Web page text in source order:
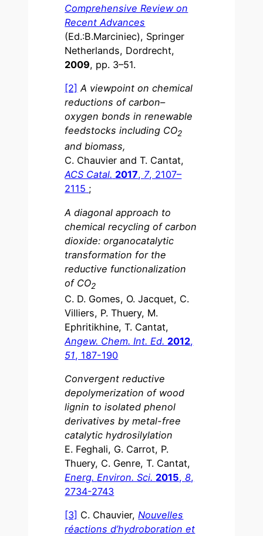
Comprehensive Review on
Recent Advances
(Ed.:B.Marciniec), Springer
Netherlands, Dordrecht,
2009, pp. 3–51.
[2] A viewpoint on chemical
reductions of carbon–
oxygen bonds in renewable
feedstocks including CO2
and biomass,
C. Chauvier and T. Cantat,
ACS Catal. 2017, 7, 2107–
2115 ;
A diagonal approach to
chemical recycling of carbon
dioxide: organocatalytic
transformation for the
reductive functionalization
of CO2
C. D. Gomes, O. Jacquet, C.
Villiers, P. Thuery, M.
Ephritikhine, T. Cantat,
Angew. Chem. Int. Ed. 2012,
51, 187-190
Convergent reductive
depolymerization of wood
lignin to isolated phenol
derivatives by metal-free
catalytic hydrosilylation
E. Feghali, G. Carrot, P.
Thuery, C. Genre, T. Cantat,
Energ.Environ. Sci. 2015,8,
2734-2743
[3] C. Chauvier,Nouvelles
réactions d’hydroboration et